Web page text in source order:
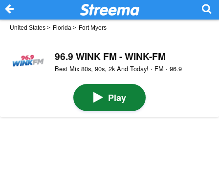
United States > Florida > Fort Myers
96.9 WINK FM - WINK-FM
Best Mix 80s, 90s, 2k And Today! · FM · 96.9
Play